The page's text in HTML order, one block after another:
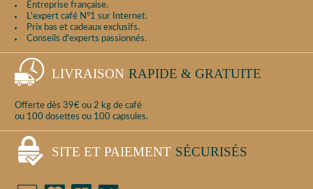
Entreprise française.
L'expert café N°1 sur Internet.
Prix bas et cadeaux exclusifs.
Conseils d'experts passionnés.
LIVRAISON RAPIDE & GRATUITE
Offerte dès 39€ ou 2 kg de café
ou 100 dosettes ou 100 capsules.
SITE ET PAIEMENT SÉCURISÉS